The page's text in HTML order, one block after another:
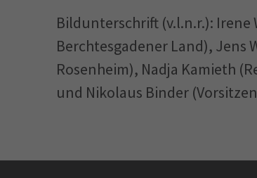
Bildunterschrift (v.l.n.r.): Irene
Berchtesgadener Land), Jens
Rosenheim), Nadja Kamieth
und Nikolaus Binder